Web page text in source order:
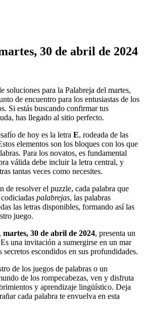
30 de abril de 2024
soluciones para la Palabreja del martes,
de encuentro para los entusiastas de los
Si estás buscando confirmar tus
has llegado al sitio perfecto.
de hoy es la letra E, rodeada de las
elementos son los bloques con los que
Para los novatos, es fundamental
válida debe incluir la letra central, y
tantas veces como necesites.
de resolver el puzzle, cada palabra que
palabrejas, las palabras
las letras disponibles, formando así las
juego.
martes, 30 de abril de 2024, presenta un
una invitación a sumergirse en un mar
escondidos en sus profundidades.
de los juegos de palabras o un
de los rompecabezas, ven y disfruta
y aprendizaje lingüístico. Deja
cada palabra te envuelva en esta